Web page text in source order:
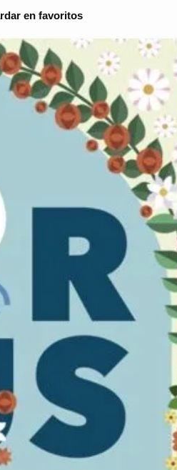
en favoritos